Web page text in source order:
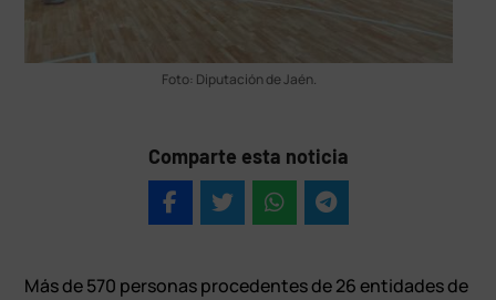
Foto: Diputación de Jaén.
Comparte esta noticia
Más de 570 personas procedentes de 26 entidades de